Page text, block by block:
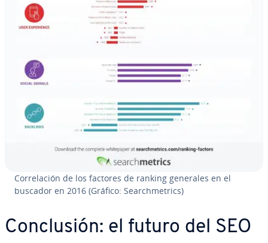
Co­rre­la­ción de los factores de ranking generales en el
buscador en 2016 (Gráfico: Sea­r­ch­me­tri­cs)
Co­n­clu­sión: el futuro del SEO